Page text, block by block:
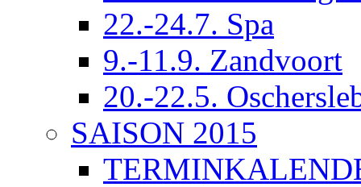
22.-24.7. Spa
9.-11.9. Zandvoort
20.-22.5.
SAISON 2015